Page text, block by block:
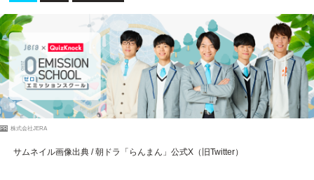
PR 株式会社JERA
サムネイル画像出典 / 朝ドラ「らんまん」公式X（旧Twitter）